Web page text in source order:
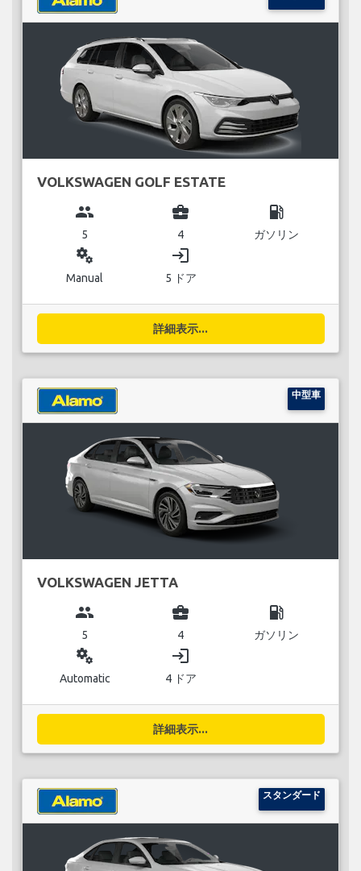
VOLKSWAGEN GOLF ESTATE
group
5
business_center
4
local_gas_station
ガソリン
miscellaneous_services
Manual
login
5 ドア
詳細表示...
中型車
VOLKSWAGEN JETTA
group
5
business_center
4
local_gas_station
ガソリン
miscellaneous_services
Automatic
login
4 ドア
詳細表示...
スタンダード